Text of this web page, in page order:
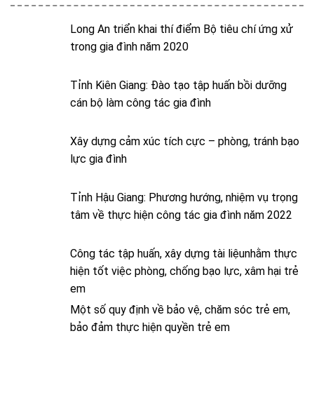
Long An triển khai thí điểm Bộ tiêu chí ứng xử
trong gia đình năm 2020
Tỉnh Kiên Giang: Đào tạo tập huấn bồi dưỡng
cán bộ làm công tác gia đình
Xây dựng cảm xúc tích cực – phòng, tránh bạo
lực gia đình
Tỉnh Hậu Giang: Phương hướng, nhiệm vụ trọng
tâm về thực hiện công tác gia đình năm 2022
Công tác tập huấn, xây dựng tài liệunhằm thực
hiện tốt việc phòng, chống bạo lực, xâm hại trẻ
em
Một số quy định về bảo vệ, chăm sóc trẻ em,
bảo đảm thực hiện quyền trẻ em